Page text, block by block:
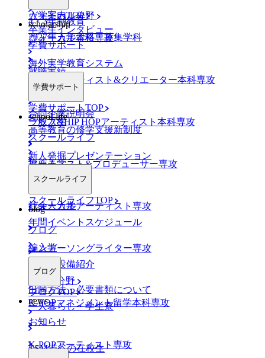
ヴォーカル分野
ヴォーカル本科専攻
ネットアーティスト&クリエーター本科専攻
ラップ&HIP HOPアーティスト本科専攻
アーティスト&プロデューサー専攻
ヴォーカルアーティスト専攻
シンガーソングライター専攻
K-POP分野
K-POPマネジメント留学本科専攻
K-POPアーティスト専攻
4・3年制教育
海外実学教育システム
卒業生インタビュー
就職実績
合同企業説明会
新人発掘プレゼンテーション
入学案内TOP
2027年入学資格・募集学科
一般入学
推薦入学
社会人入学
編入学
出願方法・必要書類について
scholarship
学費サポート
学費サポート
学費サポートTOP
高等教育の修学支援新制度
school-life
スクールライフ
スクールライフ
スクールライフTOP
年間イベントスケジュール
施設・設備紹介
一人暮らし・学生寮
TSM渋谷の在校生
blog
ブログ
ブログ
ブログTOP
news
お知らせ